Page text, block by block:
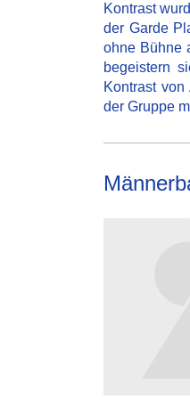
Kontrast
der Garde
ohne Bühne
begeistern
Kontrast
der Gruppe